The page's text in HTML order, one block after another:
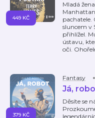
Mladá
pachatele.
sluncem v
přihlížel.
ústavu,
oči.
449 KČ
Fantasy
Já,
Děsíte se
379 KČ